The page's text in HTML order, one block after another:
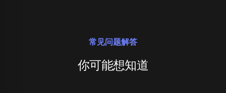
常见问题解答
你可能想知道